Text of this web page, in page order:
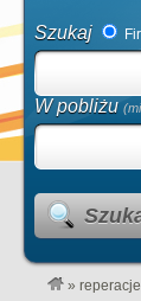
Szukaj
W pobliżu
»